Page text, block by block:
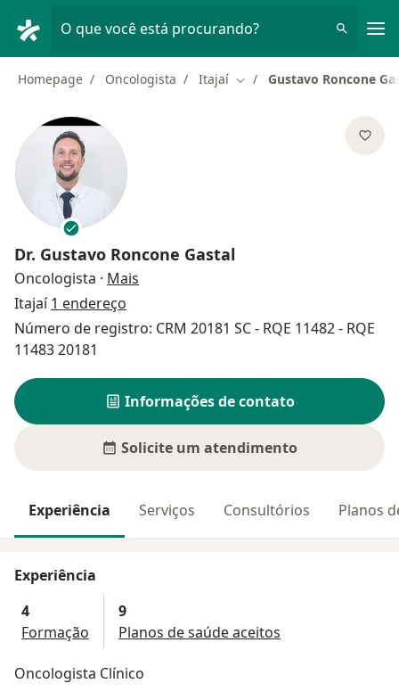
O que você está procurando?
Homepage Oncologista Itajaí Mudar de cidade
Gustavo Roncone
Dr. Gustavo Roncone Gastal
Oncologista · Mais
Itajaí1 endereço
Número de registro: CRM 20181 SC - RQE 11482 - RQE
11483 20181
Informações de contato
Solicite um atendimento
Experiência Serviços Consultórios Planos
Experiência
4
Formação
9
Planos de saúde aceitos
Oncologista Clínico